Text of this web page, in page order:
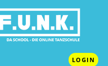
LOGIN